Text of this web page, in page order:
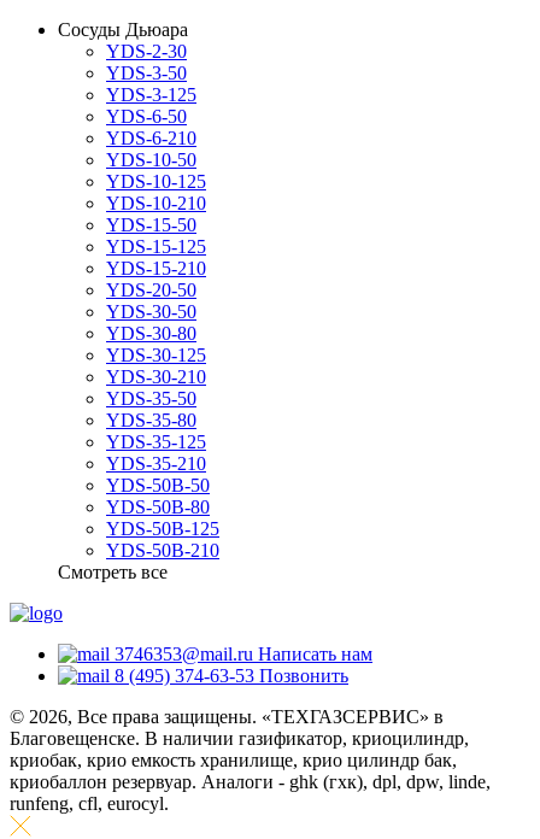
Сосуды Дьюара
YDS-2-30
YDS-3-50
YDS-3-125
YDS-6-50
YDS-6-210
YDS-10-50
YDS-10-125
YDS-10-210
YDS-15-50
YDS-15-125
YDS-15-210
YDS-20-50
YDS-30-50
YDS-30-80
YDS-30-125
YDS-30-210
YDS-35-50
YDS-35-80
YDS-35-125
YDS-35-210
YDS-50B-50
YDS-50B-80
YDS-50B-125
YDS-50B-210
Смотреть все
3746353@mail.ru Написать нам
8 (495) 374-63-53 Позвонить
© 2026, Все права защищены. «ТЕХГАЗСЕРВИС» в
Благовещенске. В наличии газификатор, криоцилиндр,
криобак, крио емкость хранилище, крио цилиндр бак,
криобаллон резервуар. Аналоги - ghk (гхк), dpl, dpw, linde,
runfeng, cfl, eurocyl.